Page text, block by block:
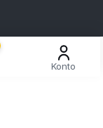
Konto